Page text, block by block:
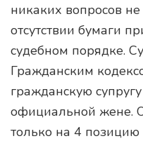
никаких вопросов
отсутствии бумаги
судебном порядке.
Гражданским
гражданскую
официальной жене.
только на 4